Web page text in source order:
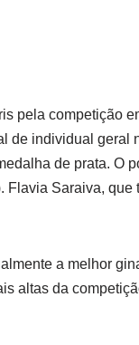
pela competição
de individual geral
de prata. O
Saraiva, que
a melhor
altas da